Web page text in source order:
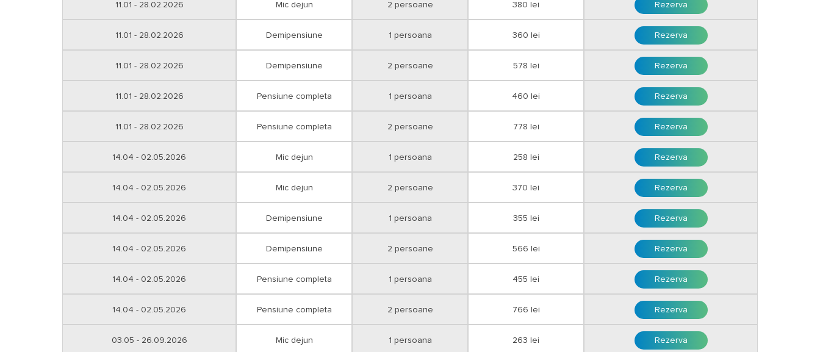
- numerar sau cu cardul la sediul agentiei;
proforme;
11.01 - 28.02.2026 Mic dejun 2 persoane 380 lei Rezerva
11.01 - 28.02.2026 Demipensiune 1 persoana 360 lei Rezerva
11.01 - 28.02.2026 Demipensiune 2 persoane 578 lei Rezerva
11.01 - 28.02.2026 Pensiune completa 1 persoana 460 lei Rezerva
11.01 - 28.02.2026 Pensiune completa 2 persoane 778 lei Rezerva
14.04 - 02.05.2026 Mic dejun 1 persoana 258 lei Rezerva
14.04 - 02.05.2026 Mic dejun 2 persoane 370 lei Rezerva
14.04 - 02.05.2026 Demipensiune 1 persoana 355 lei Rezerva
14.04 - 02.05.2026 Demipensiune 2 persoane 566 lei Rezerva
14.04 - 02.05.2026 Pensiune completa 1 persoana 455 lei Rezerva
14.04 - 02.05.2026 Pensiune completa 2 persoane 766 lei Rezerva
03.05 - 26.09.2026 Mic dejun 1 persoana 263 lei Rezerva